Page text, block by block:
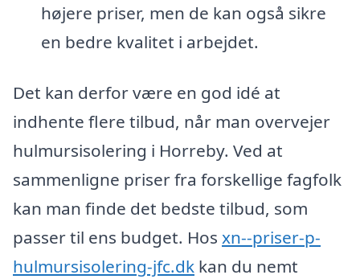
højere priser, men de kan også sikre
en bedre kvalitet i arbejdet.
Det kan derfor være en god idé at
indhente flere tilbud, når man overvejer
hulmursisolering i Horreby. Ved at
sammenligne priser fra forskellige fagfolk
kan man finde det bedste tilbud, som
passer til ens budget. Hos xn--priser-p-
hulmursisolering-jfc.dk kan du nemt